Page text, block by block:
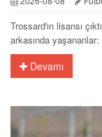
Trossard'ın lisansı
arkasında yaşananlar:
Devamı